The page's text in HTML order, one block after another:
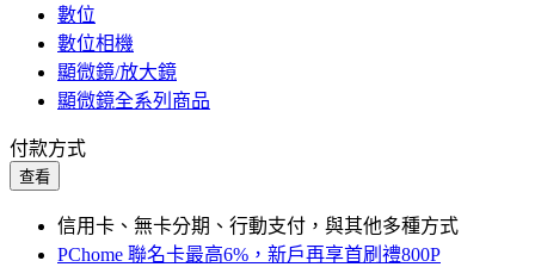
數位
數位相機
顯微鏡/放大鏡
顯微鏡全系列商品
付款方式
查看
信用卡、無卡分期、行動支付，與其他多種方式
PChome 聯名卡最高6%，新戶再享首刷禮800P